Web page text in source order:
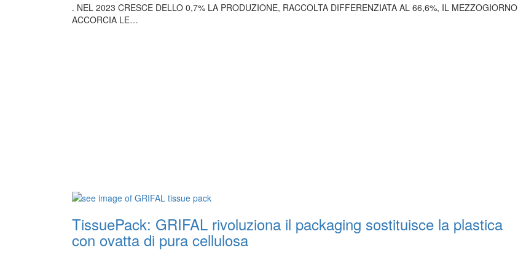
. NEL 2023 CRESCE DELLO 0,7% LA PRODUZIONE, RACCOLTA DIFFERENZIATA AL 66,6%, IL MEZZOGIORNO
ACCORCIA LE…
TissuePack: GRIFAL rivoluziona il packaging sostituisce la plastica
con ovatta di pura cellulosa